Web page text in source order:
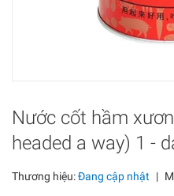
Nước cốt hầm
headed a way) 1 -
Thương hiệu:Đang cập nhật |